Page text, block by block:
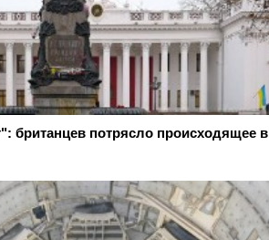
британцев потрясло происходящее в